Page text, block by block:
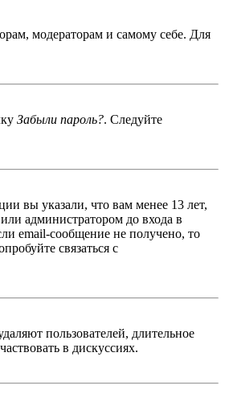
модераторам и самому себе. Для
Забыли пароль?. Следуйте
вы указали, что вам менее 13 лет,
администратором до входа в
email-сообщение не получено, то
связаться с
пользователей, длительное
в дискуссиях.